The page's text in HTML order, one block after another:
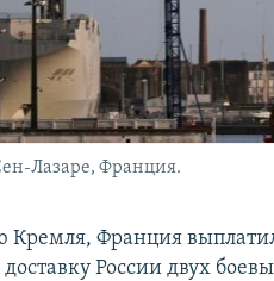
Лазаре, Франция.
Кремля, Франция
России двух